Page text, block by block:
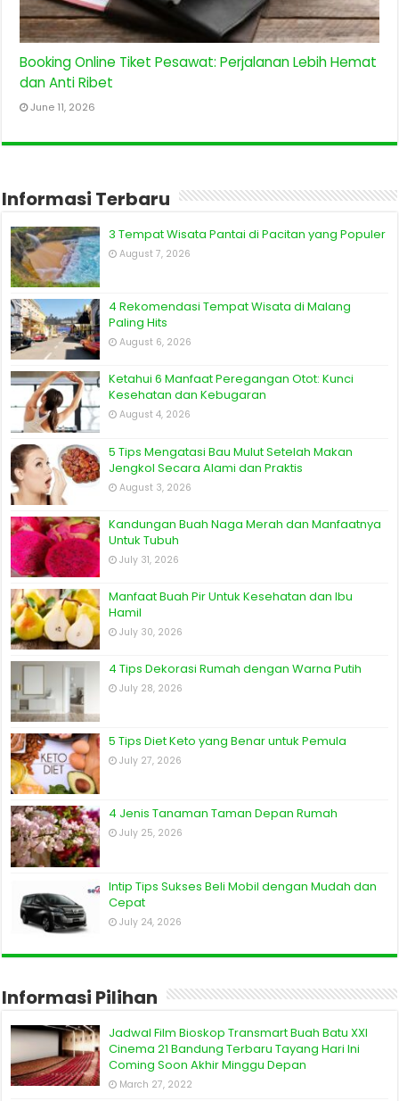
Booking Online Tiket Pesawat: Perjalanan Lebih Hemat
dan Anti Ribet
June 11, 2026
Informasi Terbaru
3 Tempat Wisata Pantai di Pacitan yang Populer
August 7, 2026
4 Rekomendasi Tempat Wisata di Malang
Paling Hits
August 6, 2026
Ketahui 6 Manfaat Peregangan Otot: Kunci
Kesehatan dan Kebugaran
August 4, 2026
5 Tips Mengatasi Bau Mulut Setelah Makan
Jengkol Secara Alami dan Praktis
August 3, 2026
Kandungan Buah Naga Merah dan Manfaatnya
Untuk Tubuh
July 31, 2026
Manfaat Buah Pir Untuk Kesehatan dan Ibu
Hamil
July 30, 2026
4 Tips Dekorasi Rumah dengan Warna Putih
July 28, 2026
5 Tips Diet Keto yang Benar untuk Pemula
July 27, 2026
4 Jenis Tanaman Taman Depan Rumah
July 25, 2026
Intip Tips Sukses Beli Mobil dengan Mudah dan
Cepat
July 24, 2026
Informasi Pilihan
Jadwal Film Bioskop Transmart Buah Batu XXI
Cinema 21 Bandung Terbaru Tayang Hari Ini
Coming Soon Akhir Minggu Depan
March 27, 2022